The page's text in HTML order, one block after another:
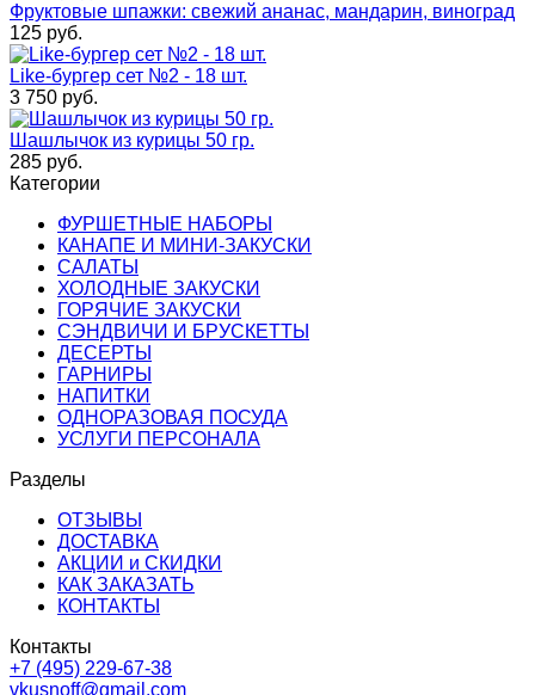
Фруктовые шпажки: свежий ананас, мандарин, виноград
125 руб.
Like-бургер сет №2 - 18 шт.
3 750 руб.
Шашлычок из курицы 50 гр.
285 руб.
Категории
ФУРШЕТНЫЕ НАБОРЫ
КАНАПЕ И МИНИ-ЗАКУСКИ
САЛАТЫ
ХОЛОДНЫЕ ЗАКУСКИ
ГОРЯЧИЕ ЗАКУСКИ
СЭНДВИЧИ И БРУСКЕТТЫ
ДЕСЕРТЫ
ГАРНИРЫ
НАПИТКИ
ОДНОРАЗОВАЯ ПОСУДА
УСЛУГИ ПЕРСОНАЛА
Разделы
ОТЗЫВЫ
ДОСТАВКА
АКЦИИ и СКИДКИ
КАК ЗАКАЗАТЬ
КОНТАКТЫ
Контакты
+7 (495) 229-67-38
vkusnoff@gmail.com